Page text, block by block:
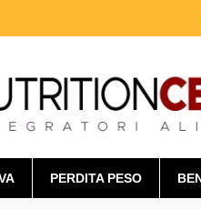
PERDITA PESO